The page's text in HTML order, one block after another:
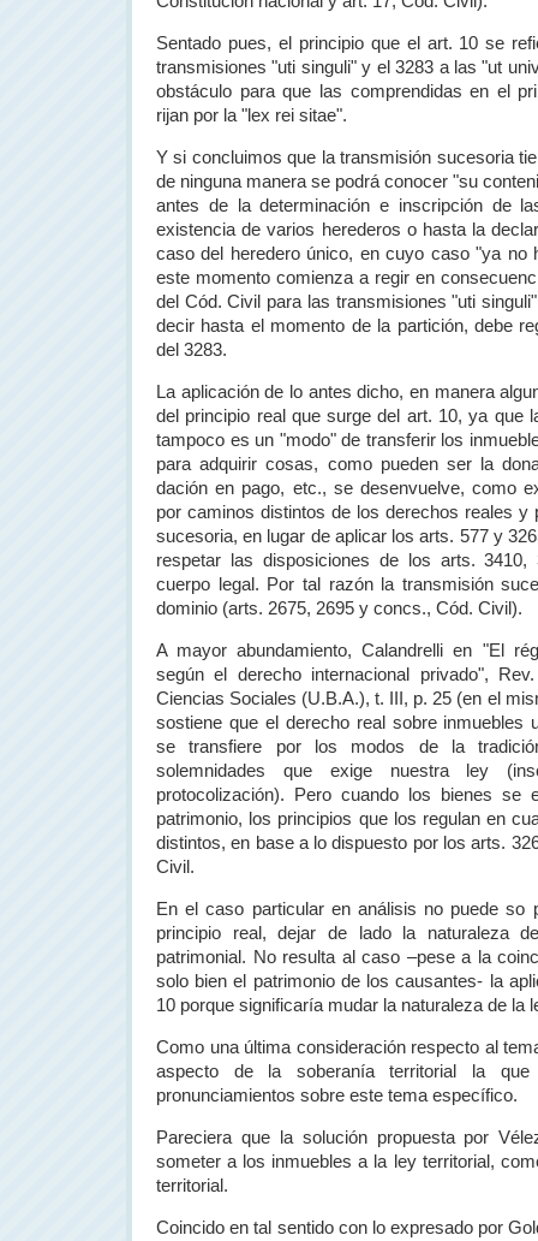
Sentado pues, el principio que el art. 10 se
transmisiones "uti singuli" y el3283 alas "ut
obstáculo para que las comprendidas en el
rijan por la "lex rei sitae".
Y si concluimos que la transmisión sucesoria
de ninguna manera se podrá conocer "su
antes de la determinación e inscripción de
existencia de varios herederos o hasta la
caso del heredero único, en cuyo caso "ya no
este momento comienza a regir en
del Cód. Civil para las transmisiones "uti
decir hasta el momento de la partición, debe
del 3283.
La aplicación de lo antes dicho, en manera
del principio real que surge del art. 10, ya que
tampoco es un "modo" de transferir los
para adquirir cosas, como pueden ser la
dación en pago, etc., se desenvuelve, como
por caminos distintos de los derechos reales y
sucesoria, en lugar de aplicar los arts. 577 y
respetar las disposiciones de los arts.
cuerpo legal. Por tal razón la transmisión
dominio (arts. 2675, 2695 y concs., Cód. Civil).
A mayor abundamiento, Calandrelli en "El
según el derecho internacional privado",
Ciencias Sociales (U.B.A.), t. III, p. 25 (en el
sostiene que el derecho real sobre inmuebles
se transfiere por los modos de la
solemnidades que exige nuestra ley
protocolización). Pero cuando los bienes se
patrimonio, los principios que los regulan en
distintos, en base a lo dispuesto por los arts.
Civil.
En el caso particular en análisis no puede so
principio real, dejar de lado la naturaleza
patrimonial. No resulta al caso –pese a la
solo bien el patrimonio de los causantes- la
10 porque significaría mudar la naturaleza de la
Como una última consideración respecto al
aspecto de la soberanía territorial la
pronunciamientos sobre este tema específico.
Pareciera que la solución propuesta por
someter a los inmuebles a la ley territorial,
territorial.
Coincido en tal sentido con lo expresado por